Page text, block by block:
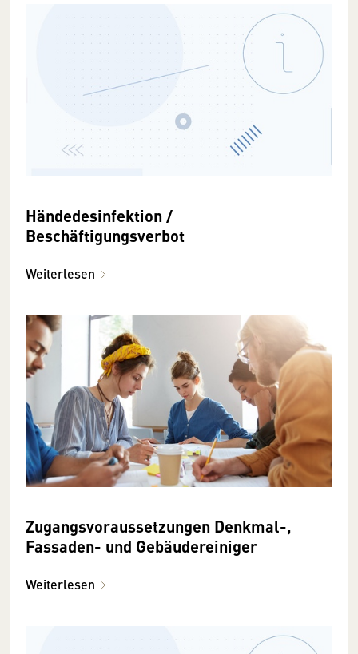
Händedesinfektion /
Beschäftigungsverbot
Weiterlesen
Zugangsvoraussetzungen Denkmal-,
Fassaden- und Gebäudereiniger
Weiterlesen